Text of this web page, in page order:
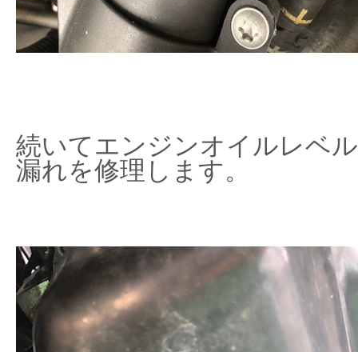
続いてエンジンオイルレベ
漏れを修理します。